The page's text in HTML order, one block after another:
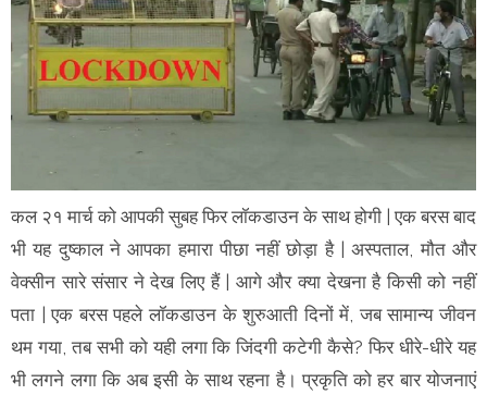
कल २१ मार्च को आपकी सुबह फिर लॉकडाउन के साथ होगी | एक बरस बाद
भी यह दुष्काल ने आपका हमारा पीछा नहीं छोड़ा है | अस्पताल, मौत और
वेक्सीन सारे संसार ने देख लिए हैं | आगे और क्या देखना है किसी को नहीं
पता | एक बरस पहले लॉकडाउन के शुरुआती दिनों में, जब सामान्य जीवन
थम गया, तब सभी को यही लगा कि जिंदगी कटेगी कैसे? फिर धीरे-धीरे यह
भी लगने लगा कि अब इसी के साथ रहना है। प्रकृति को हर बार योजनाएं